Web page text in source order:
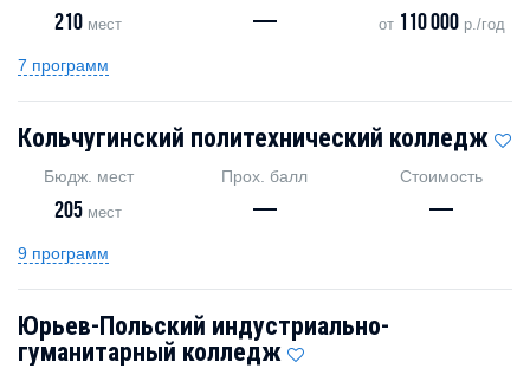
210 мест — от 110 000р./год
7 программ
Кольчугинский политехнический колледж
Бюдж. мест
205 мест
Прох. балл
—
Стоимость
—
9 программ
Юрьев-Польский индустриально-
гуманитарный колледж